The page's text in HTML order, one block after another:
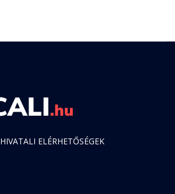
HIVATALI ELÉRHETŐSÉGEK